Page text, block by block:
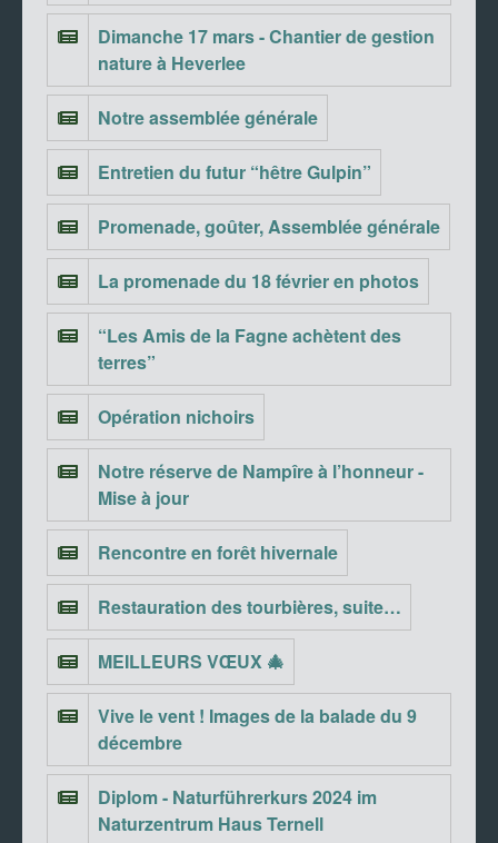
Dimanche 17 mars - Chantier de gestion
nature à Heverlee
Notre assemblée générale
Entretien du futur “hêtre Gulpin”
Promenade, goûter, Assemblée générale
La promenade du 18 février en photos
“Les Amis de la Fagne achètent des
terres”
Opération nichoirs
Notre réserve de Nampîre à l’honneur -
Mise à jour
Rencontre en forêt hivernale
Restauration des tourbières, suite…
MEILLEURS VŒUX 🎄
Vive le vent ! Images de la balade du 9
décembre
Diplom - Naturführerkurs 2024 im
Naturzentrum Haus Ternell